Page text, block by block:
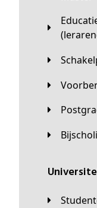
Educatieve master